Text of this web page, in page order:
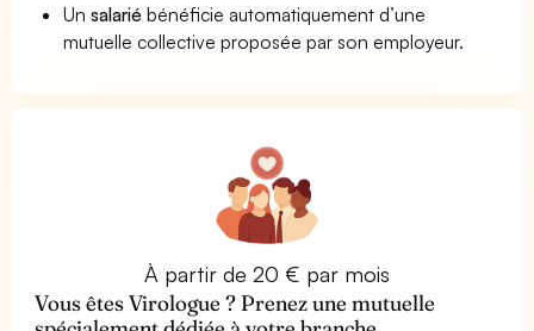
Unsalarié bénéficie automatiquement d’une
mutuelle collective proposée par son employeur.
À partir de 20 € par mois
Vous êtes Virologue ? Prenez une mutuelle